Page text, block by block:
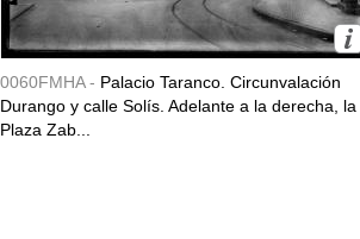
0060FMHA - Palacio Taranco. Circunvalación
Durango y calle Solís. Adelante a la derecha, la
Plaza Zab...